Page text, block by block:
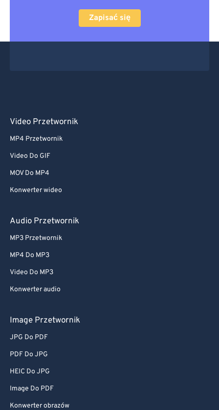
Zapisać się
Video Przetwornik
MP4 Przetwornik
Video Do GIF
MOV Do MP4
Konwerter wideo
Audio Przetwornik
MP3 Przetwornik
MP4 Do MP3
Video Do MP3
Konwerter audio
Image Przetwornik
JPG Do PDF
PDF Do JPG
HEIC Do JPG
Image Do PDF
Konwerter obrazów